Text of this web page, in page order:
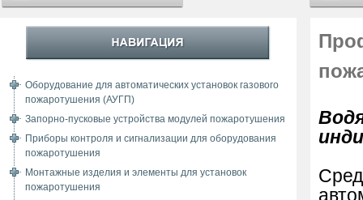
Оборудование для автоматических установок газового
пожаротушения (АУГП)
Запорно-пусковые устройства модулей пожаротушения
Приборы контроля и сигнализации для оборудования
пожаротушения
Монтажные изделия и элементы для установок
пожаротушения